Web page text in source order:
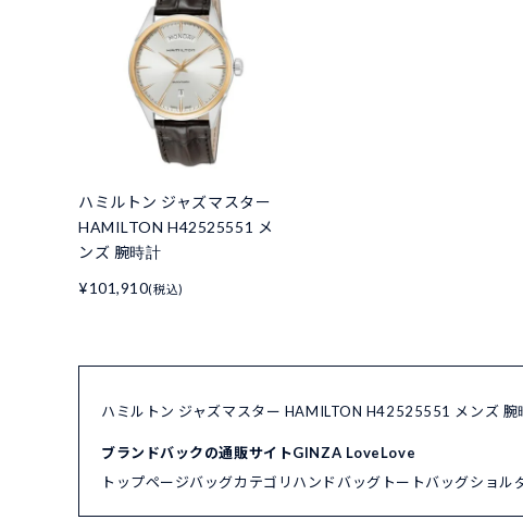
ハミルトン ジャズマスター
HAMILTON H42525551 メ
ンズ 腕時計
¥101,910(税込)
ハミルトン ジャズマスター HAMILTON H42525551 メンズ 腕
ブランドバックの通販サイトGINZA LoveLove
トップページバッグカテゴリ ハンドバッグ トートバッグショル